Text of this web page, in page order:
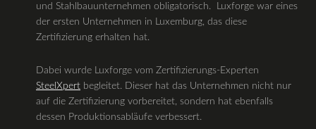
und Stahlbauunternehmen obligatorisch. Luxforge war eines
der ersten Unternehmen in Luxemburg, das diese
Zertifizierung erhalten hat.
Dabei wurde Luxforge vom Zertifizierungs-Experten
SteelXpert begleitet. Dieser hat das Unternehmen nicht nur
auf die Zertifizierung vorbereitet, sondern hat ebenfalls
dessen Produktionsabläufe verbessert.